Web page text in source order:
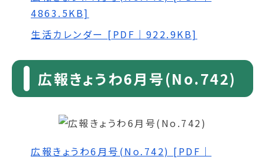
4863.5KB]
生活カレンダー [PDF｜922.9KB]
広報きょうわ6月号(No.742)
広報きょうわ6月号(No.742) [PDF｜